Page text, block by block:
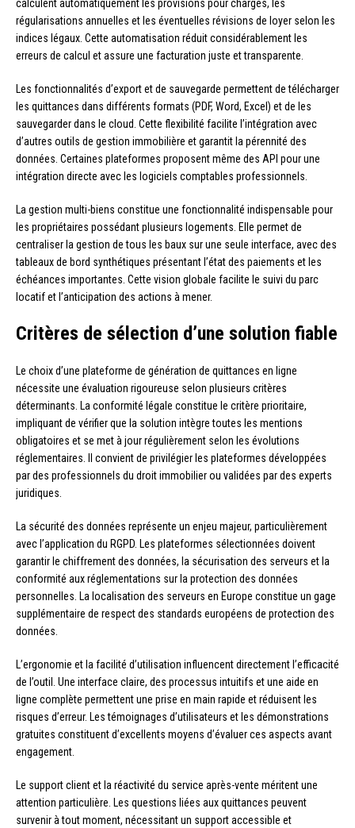
calculent automatiquement les provisions pour charges, les
régularisations annuelles et les éventuelles révisions de loyer selon les
indices légaux. Cette automatisation réduit considérablement les
erreurs de calcul et assure une facturation juste et transparente.
Les fonctionnalités d’export et de sauvegarde permettent de télécharger
les quittances dans différents formats (PDF, Word, Excel) et de les
sauvegarder dans le cloud. Cette flexibilité facilite l’intégration avec
d’autres outils de gestion immobilière et garantit la pérennité des
données. Certaines plateformes proposent même des API pour une
intégration directe avec les logiciels comptables professionnels.
La gestion multi-biens constitue une fonctionnalité indispensable pour
les propriétaires possédant plusieurs logements. Elle permet de
centraliser la gestion de tous les baux sur une seule interface, avec des
tableaux de bord synthétiques présentant l’état des paiements et les
échéances importantes. Cette vision globale facilite le suivi du parc
locatif et l’anticipation des actions à mener.
Critères de sélection d’une solution fiable
Le choix d’une plateforme de génération de quittances en ligne
nécessite une évaluation rigoureuse selon plusieurs critères
déterminants. La conformité légale constitue le critère prioritaire,
impliquant de vérifier que la solution intègre toutes les mentions
obligatoires et se met à jour régulièrement selon les évolutions
réglementaires. Il convient de privilégier les plateformes développées
par des professionnels du droit immobilier ou validées par des experts
juridiques.
La sécurité des données représente un enjeu majeur, particulièrement
avec l’application du RGPD. Les plateformes sélectionnées doivent
garantir le chiffrement des données, la sécurisation des serveurs et la
conformité aux réglementations sur la protection des données
personnelles. La localisation des serveurs en Europe constitue un gage
supplémentaire de respect des standards européens de protection des
données.
L’ergonomie et la facilité d’utilisation influencent directement l’efficacité
de l’outil. Une interface claire, des processus intuitifs et une aide en
ligne complète permettent une prise en main rapide et réduisent les
risques d’erreur. Les témoignages d’utilisateurs et les démonstrations
gratuites constituent d’excellents moyens d’évaluer ces aspects avant
engagement.
Le support client et la réactivité du service après-vente méritent une
attention particulière. Les questions liées aux quittances peuvent
survenir à tout moment, nécessitant un support accessible et